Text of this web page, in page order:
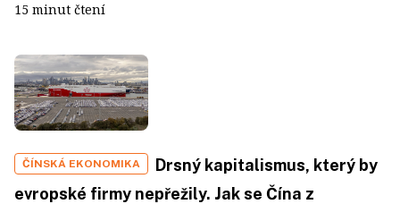
15 minut čtení
ČÍNSKÁ EKONOMIKA
Drsný kapitalismus, který by
evropské firmy nepřežily. Jak se Čína z